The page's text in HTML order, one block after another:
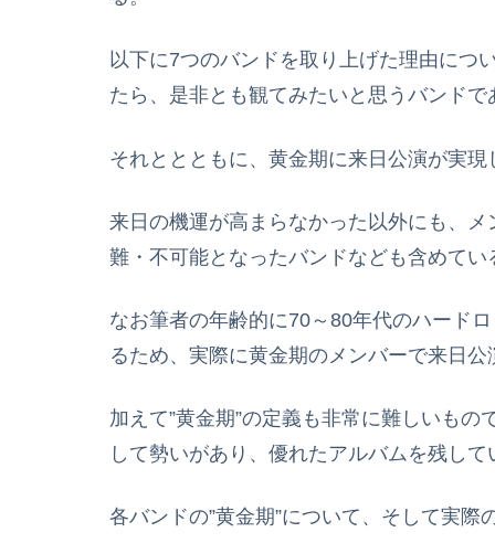
以下に7つのバンドを取り上げた理由につ
たら、是非とも観てみたいと思うバンド
それととともに、黄金期に来日公演が実
来日の機運が高まらなかった以外にも、
難・不可能となったバンドなども含めてい
なお筆者の年齢的に70～80年代のハード
るため、実際に黄金期のメンバーで来日
加えて”黄金期”の定義も非常に難しいも
して勢いがあり、優れたアルバムを残し
各バンドの”黄金期”について、そして実